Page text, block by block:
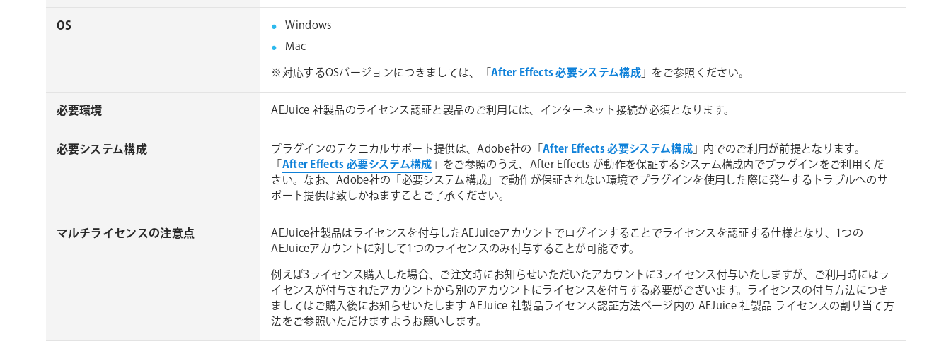
OS
Windows
Mac
※対応するOSバージョンにつきましては、「After Effects 必要システム構成」をご参照ください。
必要環境 AEJuice 社製品のライセンス認証と製品のご利用には、インターネット接続が必須となります。
必要システム構成 プラグインのテクニカルサポート提供は、Adobe社の「After Effects 必要システム構成」内でのご利用が前提となります。
「 After Effects 必要システム構成」をご参照のうえ、After Effects が動作を保証するシステム構成内でプラグインをご利用くだ
さい。なお、Adobe社の「必要システム構成」で動作が保証されない環境でプラグインを使用した際に発生するトラブルへのサ
ポート提供は致しかねますことご了承ください。
マルチライセンスの注意点
AEJuice社製品はライセンスを付与したAEJuiceアカウントでログインすることでライセンスを認証する仕様となり、1つの
AEJuiceアカウントに対して1つのライセンスのみ付与することが可能です。
例えば3ライセンス購入した場合、ご注文時にお知らせいただいたアカウントに3ライセンス付与いたしますが、ご利用時にはラ
イセンスが付与されたアカウントから別のアカウントにライセンスを付与する必要がございます。ライセンスの付与方法につき
ましてはご購入後にお知らせいたします AEJuice 社製品ライセンス認証方法ページ内の AEJuice 社製品 ライセンスの割り当て方
法をご参照いただけますようお願いします。